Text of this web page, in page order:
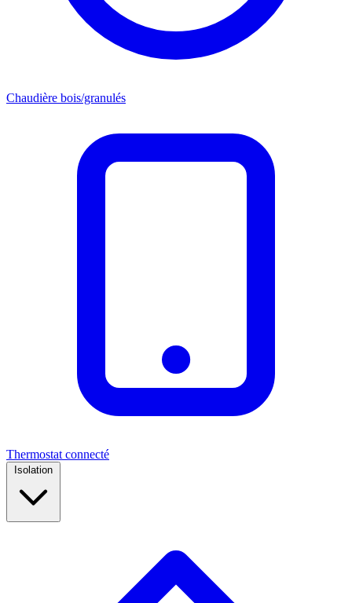
Chaudière bois/granulés
Thermostat connecté